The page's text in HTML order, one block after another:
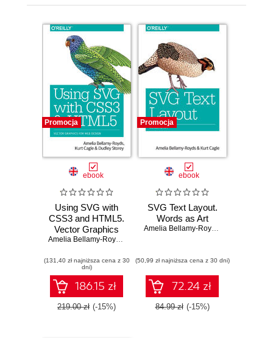
Promocja
ebook
Using SVG with
CSS3 and HTML5.
Vector Graphics
for Web DesignAmelia Bellamy-Royds
(131,40 zł najniższa cena z 30
dni)
186.15 zł
219.00 zł (-15%)
Promocja
ebook
SVG Text Layout.
Words as Art
Amelia Bellamy-Royds
(50,99 zł najniższa cena z 30 dni)
72.24 zł
84.99 zł (-15%)